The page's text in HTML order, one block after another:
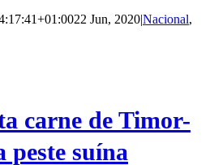
22 Jun, 2020|Nacional,
carne de Timor-
peste suína